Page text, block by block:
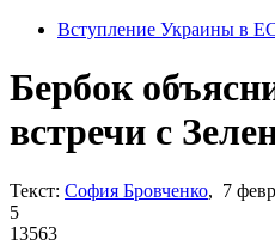
Вступление Украины в
Бербок
встречи с
Текст: София Бровченко, 7
5
13563